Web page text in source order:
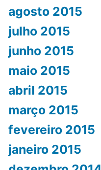
agosto 2015
julho 2015
junho 2015
maio 2015
abril 2015
março 2015
fevereiro 2015
janeiro 2015